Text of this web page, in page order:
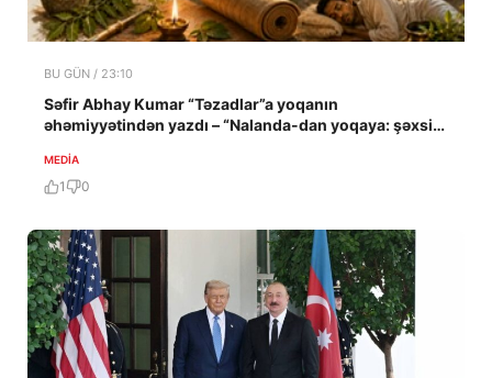
BU GÜN / 23:10
Səfir Abhay Kumar “Təzadlar”a yoqanın
əhəmiyyətindən yazdı – “Nalanda-dan yoqaya: şəxsi
MEDİA
1 0